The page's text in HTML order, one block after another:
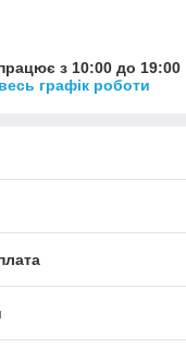
з 10:00 до 19:00
графік роботи